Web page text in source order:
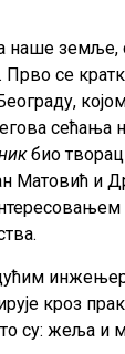
земље,
се
сећања
био творац
и
кроз
су: жеља